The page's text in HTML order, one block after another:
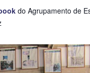
do Agrupamento de